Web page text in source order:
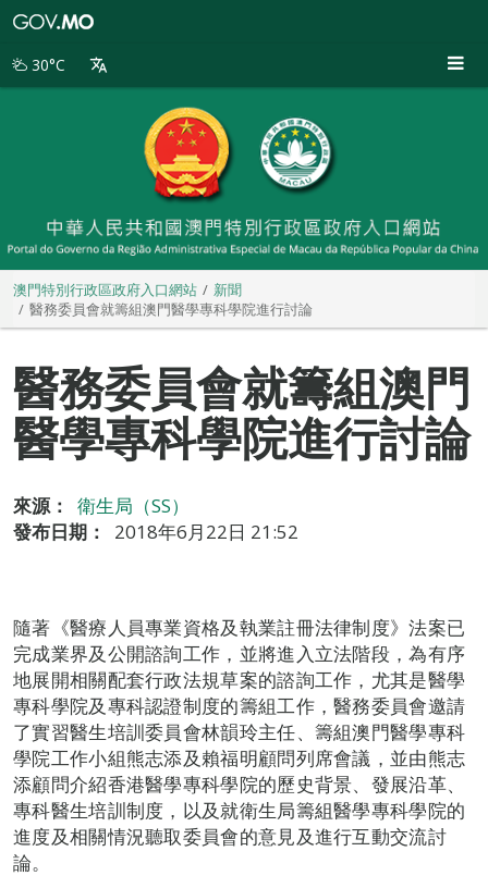
別
30°C
澳門特別行政區政府入口網站
新聞
醫務委員會就籌組澳門醫學專科學院進行討論
醫務委員會就籌組澳門
醫學專科學院進行討論
來源：
衛生局（SS）
發布日期：
2018年6月22日 21:52
隨著《醫療人員專業資格及執業註冊法律制度》法案已
完成業界及公開諮詢工作，並將進入立法階段，為有序
地展開相關配套行政法規草案的諮詢工作，尤其是醫學
專科學院及專科認證制度的籌組工作，醫務委員會邀請
了實習醫生培訓委員會林韻玲主任、籌組澳門醫學專科
學院工作小組熊志添及賴福明顧問列席會議，並由熊志
添顧問介紹香港醫學專科學院的歷史背景、發展沿革、
專科醫生培訓制度，以及就衛生局籌組醫學專科學院的
進度及相關情況聽取委員會的意見及進行互動交流討
論。